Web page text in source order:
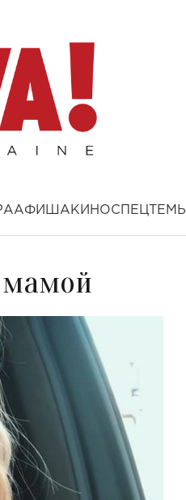
АФИША КИНОСПЕЦТЕМЫ
мамой